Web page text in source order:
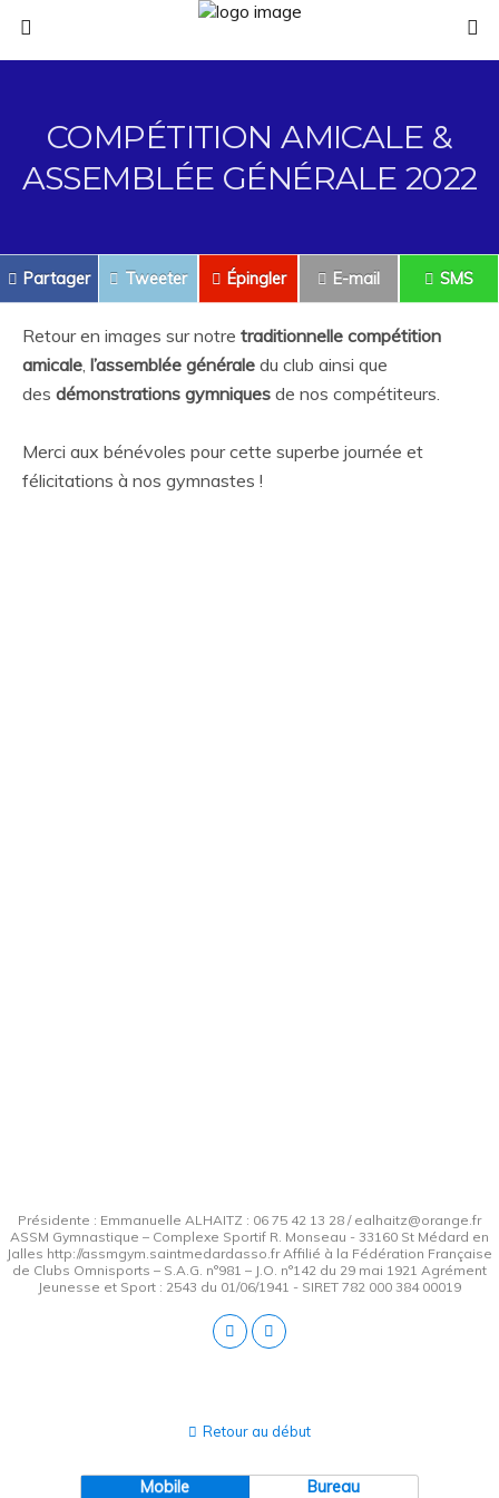
COMPÉTITION AMICALE &
ASSEMBLÉE GÉNÉRALE 2022
Partager Tweeter Épingler E-mail SMS
Retour en images sur notre traditionnelle compétition
amicale, l’assemblée générale du club ainsi que
des démonstrations gymniques de nos compétiteurs.
Merci aux bénévoles pour cette superbe journée et
félicitations à nos gymnastes !
Présidente : Emmanuelle ALHAITZ : 06 75 42 13 28 / ealhaitz@orange.fr
ASSM Gymnastique – Complexe Sportif R. Monseau - 33160 St Médard en
Jalles http://assmgym.saintmedardasso.fr Affilié à la Fédération Française
de Clubs Omnisports – S.A.G. n°981 – J.O. n°142 du 29 mai 1921 Agrément
Jeunesse et Sport : 2543 du 01/06/1941 - SIRET 782 000 384 00019
Retour au début
Mobile Bureau